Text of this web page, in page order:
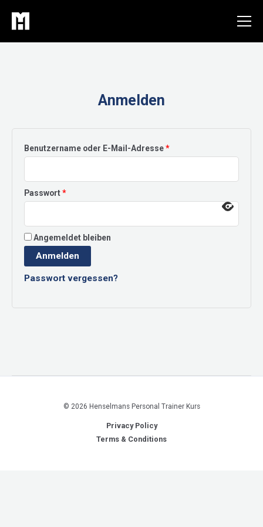
Inhalt
springen
Anmelden
Benutzername oder E-Mail-Adresse*Erforderlich
Passwort*Erforderlich
Angemeldet bleiben
Anmelden
Passwort vergessen?
© 2026 Henselmans Personal Trainer Kurs
Privacy Policy
Terms & Conditions